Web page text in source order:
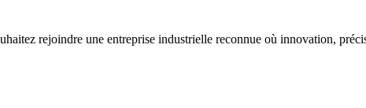
rejoindre une entreprise industrielle reconnue où innovation,